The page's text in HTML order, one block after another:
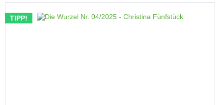
TIPP!